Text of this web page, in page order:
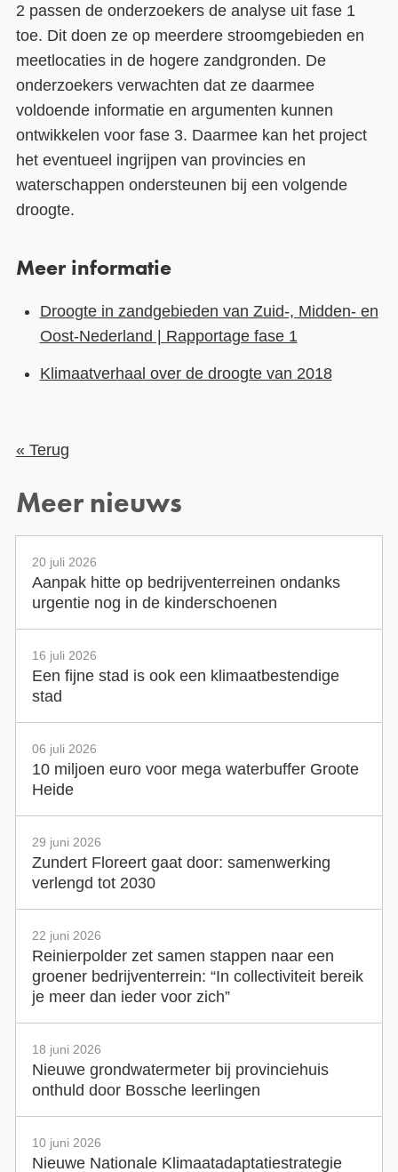
2 passen de onderzoekers de analyse uit fase 1
toe. Dit doen ze op meerdere stroomgebieden en
meetlocaties in de hogere zandgronden. De
onderzoekers verwachten dat ze daarmee
voldoende informatie en argumenten kunnen
ontwikkelen voor fase 3. Daarmee kan het project
het eventueel ingrijpen van provincies en
waterschappen ondersteunen bij een volgende
droogte.
Meer informatie
Droogte in zandgebieden van Zuid-, Midden- en
Oost-Nederland | Rapportage fase 1
Klimaatverhaal over de droogte van 2018
« Terug
Meer nieuws
20 juli 2026
Aanpak hitte op bedrijventerreinen ondanks
urgentie nog in de kinderschoenen
16 juli 2026
Een fijne stad is ook een klimaatbestendige
stad
06 juli 2026
10 miljoen euro voor mega waterbuffer Groote
Heide
29 juni 2026
Zundert Floreert gaat door: samenwerking
verlengd tot 2030
22 juni 2026
Reinierpolder zet samen stappen naar een
groener bedrijventerrein: “In collectiviteit bereik
je meer dan ieder voor zich”
18 juni 2026
Nieuwe grondwatermeter bij provinciehuis
onthuld door Bossche leerlingen
10 juni 2026
Nieuwe Nationale Klimaatadaptatiestrategie